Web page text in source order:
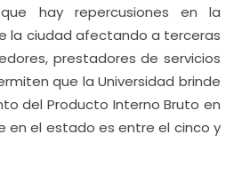
hay repercusiones en la
la ciudad afectando a terceras
prestadores de servicios
que la Universidad brinde
del Producto Interno Bruto en
en el estado es entre el cinco y